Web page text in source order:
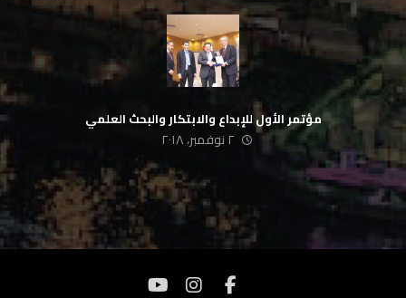
مؤتمر الأول للإبداع والابتكار والبحث العلمي
٢ نوفمبر، ٢٠١٨